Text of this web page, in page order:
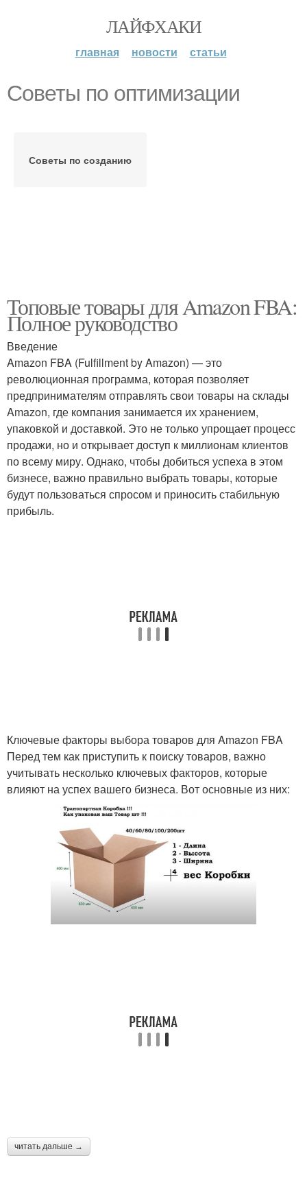
ЛАЙФХАКИ
главная новости статьи
Советы по оптимизации
Советы по созданию
Топовые товары для Amazon FBA:
Полное руководство
Введение
Amazon FBA (Fulfillment by Amazon) — это
революционная программа, которая позволяет
предпринимателям отправлять свои товары на склады
Amazon, где компания занимается их хранением,
упаковкой и доставкой. Это не только упрощает процесс
продажи, но и открывает доступ к миллионам клиентов
по всему миру. Однако, чтобы добиться успеха в этом
бизнесе, важно правильно выбрать товары, которые
будут пользоваться спросом и приносить стабильную
прибыль.
Ключевые факторы выбора товаров для Amazon FBA
Перед тем как приступить к поиску товаров, важно
учитывать несколько ключевых факторов, которые
влияют на успех вашего бизнеса. Вот основные из них:
читать дальше →